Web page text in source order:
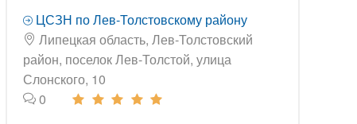
ЦСЗН по Лев-Толстовскому району
Липецкая область, Лев-Толстовский
район, поселок Лев-Толстой, улица
Слонского, 10
0